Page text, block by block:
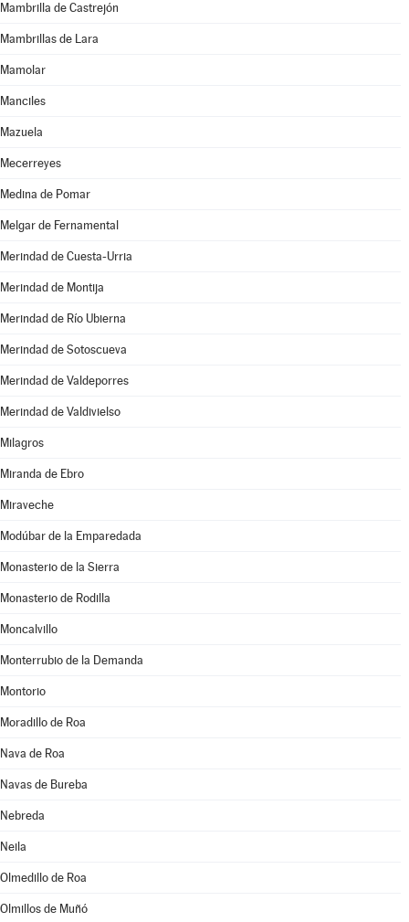
Mambrilla de Castrejón
Mambrillas de Lara
Mamolar
Manciles
Mazuela
Mecerreyes
Medina de Pomar
Melgar de Fernamental
Merindad de Cuesta-Urria
Merindad de Montija
Merindad de Río Ubierna
Merindad de Sotoscueva
Merindad de Valdeporres
Merindad de Valdivielso
Milagros
Miranda de Ebro
Miraveche
Modúbar de la Emparedada
Monasterio de la Sierra
Monasterio de Rodilla
Moncalvillo
Monterrubio de la Demanda
Montorio
Moradillo de Roa
Nava de Roa
Navas de Bureba
Nebreda
Neila
Olmedillo de Roa
Olmillos de Muñó